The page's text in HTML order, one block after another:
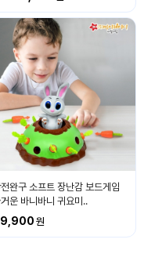
완구 소프트 장난감 보드게임
운 바니바니 귀요미..